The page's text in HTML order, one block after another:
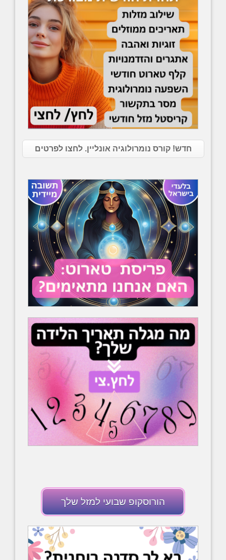
חדש! קורס נומרולוגיה אונליין. לחצו לפרטים
הורוסקופ שבועי למזל שלך